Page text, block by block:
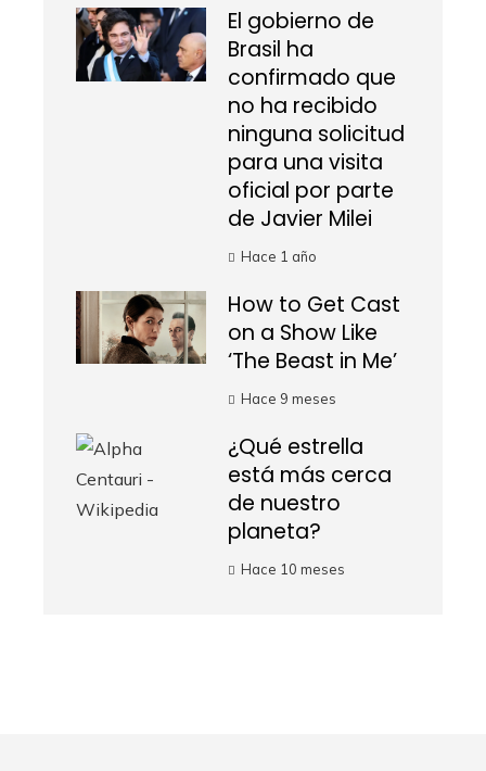
El gobierno de
Brasil ha
confirmado que
no ha recibido
ninguna solicitud
para una visita
oficial por parte
de Javier Milei
Hace 1 año
How to Get Cast
on a Show Like
‘The Beast in Me’
Hace 9 meses
¿Qué estrella
está más cerca
de nuestro
planeta?
Hace 10 meses